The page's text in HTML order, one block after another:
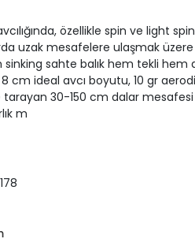
özellikle spin ve light
uzak mesafelere ulaşmak üzere
sahte balık hem tekli hem
8 cm ideal avcı boyutu, 10 gr
30-150 cm dalar mesafesi
m